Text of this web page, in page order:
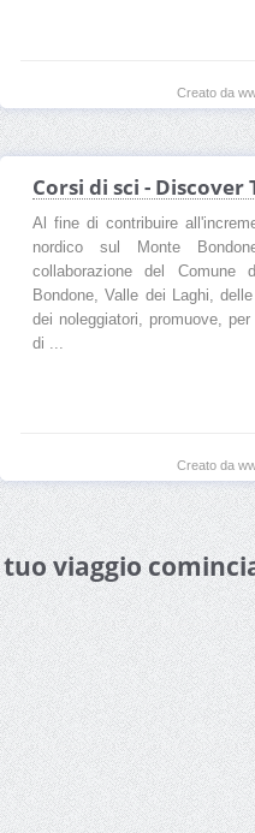
Creato da
Corsi di sci - Discover
Al fine di contribuire
nordico sul Monte
collaborazione del
Bondone, Valle dei Laghi,
dei noleggiatori, promuove,
di ...
Creato da
viaggio